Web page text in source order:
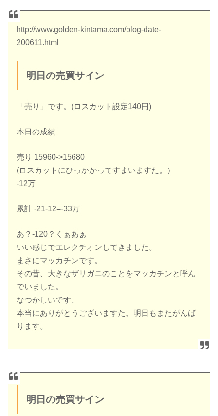
http://www.golden-kintama.com/blog-date-
200611.html
明日の売買サイン
「売り」です。(ロスカット設定140円)
本日の成績
売り 15960->15680
(ロスカットにひっかかってすまいますた。）
-12万
累計 -21-12=-33万
あ？-120？くぁあぁ
いい感じでエレクチオンしてきました。
まさにマッカチンです。
その昔、大きなザリガニのことをマッカチンと呼ん
でいました。
なつかしいです。
本当にありがとうございますた。明日もまたがんば
ります。
明日の売買サイン